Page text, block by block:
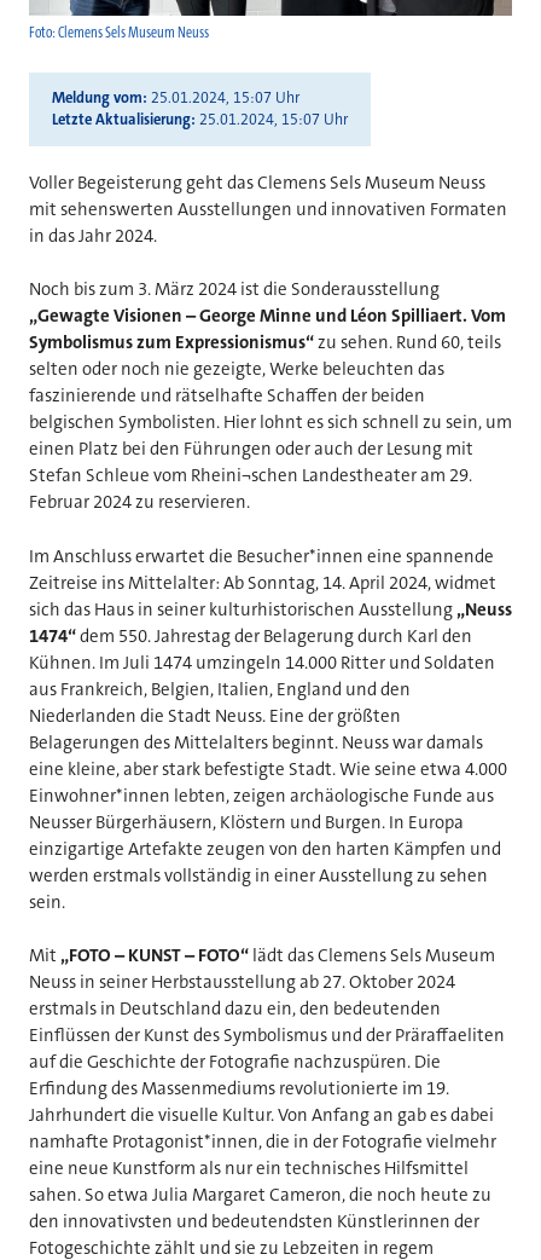
Foto: Clemens Sels Museum Neuss
Meldung vom 25.01.2024, 15:07 Uhr
Letzte Aktualisierung 25.01.2024, 15:07 Uhr
Voller Begeisterung geht das Clemens Sels Museum Neuss
mit sehenswerten Ausstellungen und innovativen Formaten
in das Jahr 2024.
Noch bis zum 3. März 2024 ist die Sonderausstellung
„Gewagte Visionen – George Minne und Léon Spilliaert. Vom
Symbolismus zum Expressionismus“zu sehen. Rund 60, teils
selten oder noch nie gezeigte, Werke beleuchten das
faszinierende und rätselhafte Schaffen der beiden
belgischen Symbolisten. Hier lohnt es sich schnell zu sein, um
einen Platz bei den Führungen oder auch der Lesung mit
Stefan Schleue vom Rheini¬schen Landestheater am 29.
Februar 2024 zu reservieren.
Im Anschluss erwartet die Besucher*innen eine spannende
Zeitreise ins Mittelalter: Ab Sonntag, 14. April 2024, widmet
sich das Haus in seiner kulturhistorischen Ausstellung „Neuss
1474“dem 550. Jahrestag der Belagerung durch Karl den
Kühnen. Im Juli 1474 umzingeln 14.000 Ritter und Soldaten
aus Frankreich, Belgien, Italien, England und den
Niederlanden die Stadt Neuss. Eine der größten
Belagerungen des Mittelalters beginnt. Neuss war damals
eine kleine, aber stark befestigte Stadt. Wie seine etwa 4.000
Einwohner*innen lebten, zeigen archäologische Funde aus
Neusser Bürgerhäusern, Klöstern und Burgen. In Europa
einzigartige Artefakte zeugen von den harten Kämpfen und
werden erstmals vollständig in einer Ausstellung zu sehen
sein.
Mit „FOTO – KUNST – FOTO“ lädt das Clemens Sels Museum
Neuss in seiner Herbstausstellung ab 27. Oktober 2024
erstmals in Deutschland dazu ein, den bedeutenden
Einflüssen der Kunst des Symbolismus und der Präraffaeliten
auf die Geschichte der Fotografie nachzuspüren. Die
Erfindung des Massenmediums revolutionierte im 19.
Jahrhundert die visuelle Kultur. Von Anfang an gab es dabei
namhafte Protagonist*innen, die in der Fotografie vielmehr
eine neue Kunstform als nur ein technisches Hilfsmittel
sahen. So etwa Julia Margaret Cameron, die noch heute zu
den innovativsten und bedeutendsten Künstlerinnen der
Fotogeschichte zählt und sie zu Lebzeiten in regem